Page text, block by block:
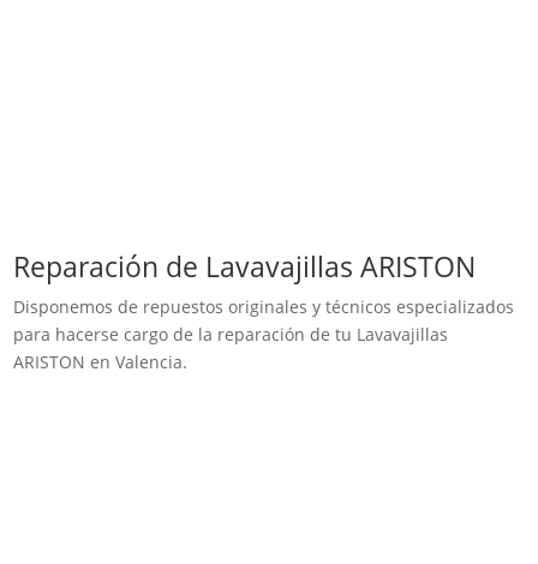
Reparación de Lavavajillas ARISTON
Disponemos de repuestos originales y técnicos especializados
para hacerse cargo de la reparación de tu Lavavajillas
ARISTON en Valencia.